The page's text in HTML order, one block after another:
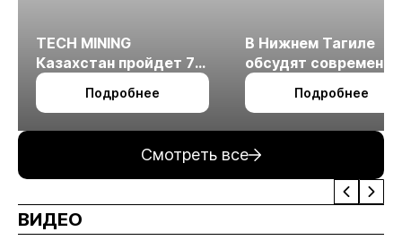
TECH MINING
Казахстан пройдет 7
октября в Алматы
Подробнее
В Нижнем Тагиле
обсудят
технологии
измельчения
Подробнее
Смотреть все
ВИДЕО